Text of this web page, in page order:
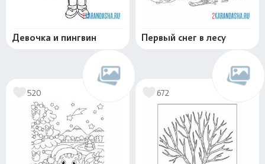
Девочка и пингвин Первый снег в лесу
520 672